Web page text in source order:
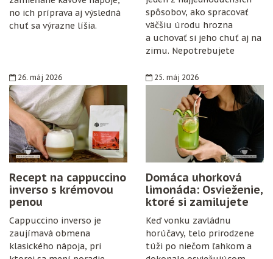
no ich príprava aj výsledná
chuť sa výrazne líšia.
spôsobov, ako spracovať
väčšiu úrodu hrozna
a uchovať si jeho chuť aj na
zimu. Nepotrebujete
konzervanty ani zložitý
postup. Stačí zrelé hrozno,
cukor, citrón, čisté fľaše
a trochu trpezlivosti.
26. máj 2026
Recept na cappuccino
inverso s krémovou
penou
Cappuccino inverso je
zaujímavá obmena
klasického nápoja, pri
25. máj 2026
Domáca uhorková
limonáda: Osvieženie,
ktoré si zamilujete
Keď vonku zavládnu
horúčavy, telo prirodzene
túži po niečom ľahkom a